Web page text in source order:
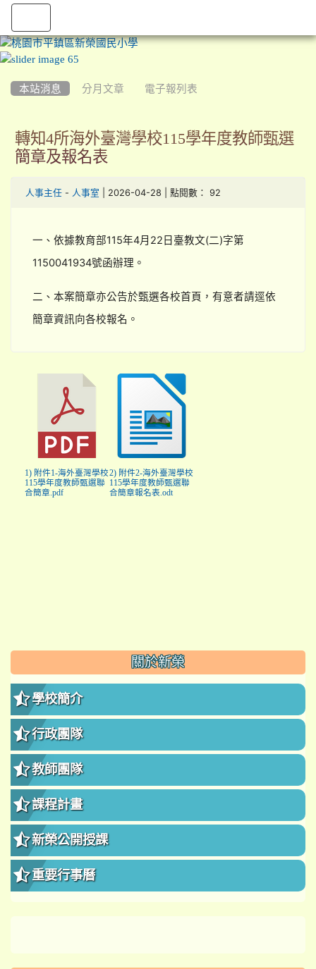
本站消息 分月文章 電子報列表
轉知4所海外臺灣學校115學年度教師甄選
簡章及報名表
人事主任 - 人事室 | 2026-04-28 | 點閱數： 92
一、依據教育部115年4月22日臺教文(二)字第
1150041934號函辦理。
二、本案簡章亦公告於甄選各校首頁，有意者請逕依
簡章資訊向各校報名。
1) 附件1-海外臺灣學校
115學年度教師甄選聯
合簡章.pdf
2) 附件2-海外臺灣學校
115學年度教師甄選聯
合簡章報名表.odt
::: 關於新榮
學校簡介
行政團隊
教師團隊
課程計畫
新榮公開授課
重要行事曆